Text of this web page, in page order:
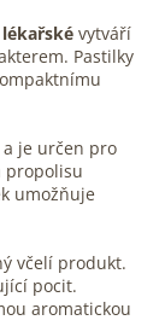
lékařské vytváří
Pastilky
je určen pro
propolisu
umožňuje
včelí produkt.
pocit.
aromatickou